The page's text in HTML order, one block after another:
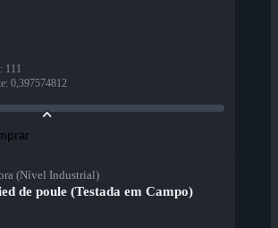
: 111
: 0,397574812
(Nível Industrial)
de poule (Testada em Campo)